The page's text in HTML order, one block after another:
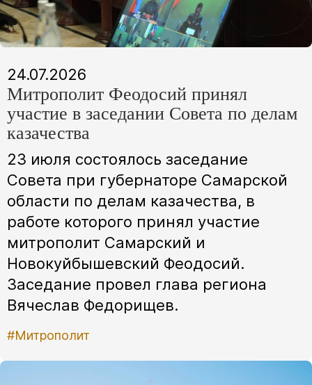
24.07.2026
Митрополит Феодосий принял
участие в заседании Совета по делам
казачества
23 июля состоялось заседание
Совета при губернаторе Самарской
области по делам казачества, в
работе которого принял участие
митрополит Самарский и
Новокуйбышевский Феодосий.
Заседание провел глава региона
Вячеслав Федорищев.
#Митрополит